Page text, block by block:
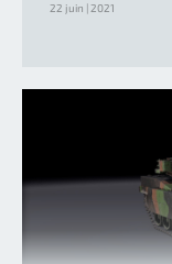
22 juin | 2021